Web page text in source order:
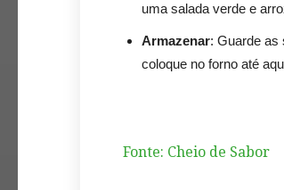
uma salada verde e
Armazenar: Guarde as
coloque no forno até
Fonte: Cheio de Sabor